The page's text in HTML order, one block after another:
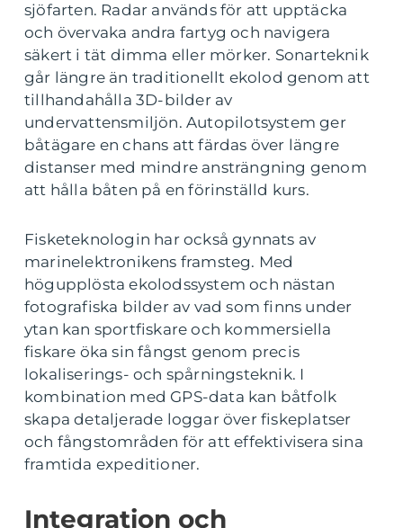
sjöfarten. Radar används för att upptäcka
och övervaka andra fartyg och navigera
säkert i tät dimma eller mörker. Sonarteknik
går längre än traditionellt ekolod genom att
tillhandahålla 3D-bilder av
undervattensmiljön. Autopilotsystem ger
båtägare en chans att färdas över längre
distanser med mindre ansträngning genom
att hålla båten på en förinställd kurs.
Fisketeknologin har också gynnats av
marinelektronikens framsteg. Med
högupplösta ekolodssystem och nästan
fotografiska bilder av vad som finns under
ytan kan sportfiskare och kommersiella
fiskare öka sin fångst genom precis
lokaliserings- och spårningsteknik. I
kombination med GPS-data kan båtfolk
skapa detaljerade loggar över fiskeplatser
och fångstområden för att effektivisera sina
framtida expeditioner.
Integration och